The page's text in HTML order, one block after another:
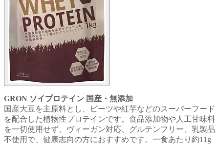
GRON ソイプロテイン 国産・無添加
国産大豆を主原料とし、ビーツや紅芋などのスーパーフード
を配合した植物性プロテインです。食品添加物や人工甘味料
を一切使用せず、ヴィーガン対応、グルテンフリー、乳製品
不使用で、健康志向の方におすすめです。一食あたり約11g